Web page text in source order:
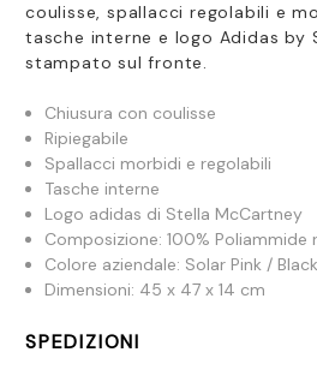
coulisse, spallacci regolabili e
tasche interne e logo Adidas by
stampato sul fronte.
Chiusura con coulisse
Ripiegabile
Spallacci morbidi e regolabili
Tasche interne
Logo adidas di Stella McCartney
Composizione: 100% Poliammide
Colore aziendale: Solar Pink / Black
Dimensioni: 45 x 47 x 14 cm
SPEDIZIONI